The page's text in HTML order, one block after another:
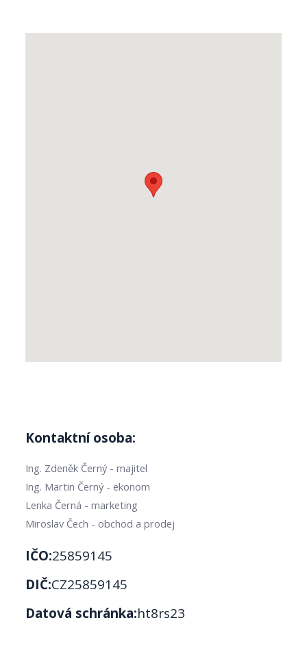
Kontaktní osoba:
Ing. Zdeněk Černý - majitel
Ing. Martin Černý - ekonom
Lenka Černá - marketing
Miroslav Čech - obchod a prodej
IČO:25859145
DIČ:CZ25859145
Datová schránka:ht8rs23